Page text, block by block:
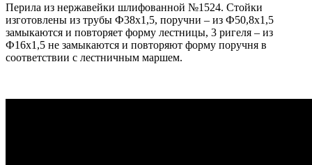
Перила из нержавейки шлифованной №1524. Стойки
изготовлены из трубы Ф38х1,5, поручни – из Ф50,8х1,5
замыкаются и повторяет форму лестницы, 3 ригеля – из
Ф16х1,5 не замыкаются и повторяют форму поручня в
соответствии с лестничным маршем.